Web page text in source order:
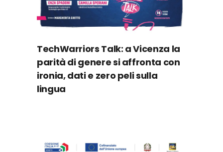
TechWarriors Talk: a Vicenza la
parità di genere si affronta con
ironia, dati e zero peli sulla
lingua